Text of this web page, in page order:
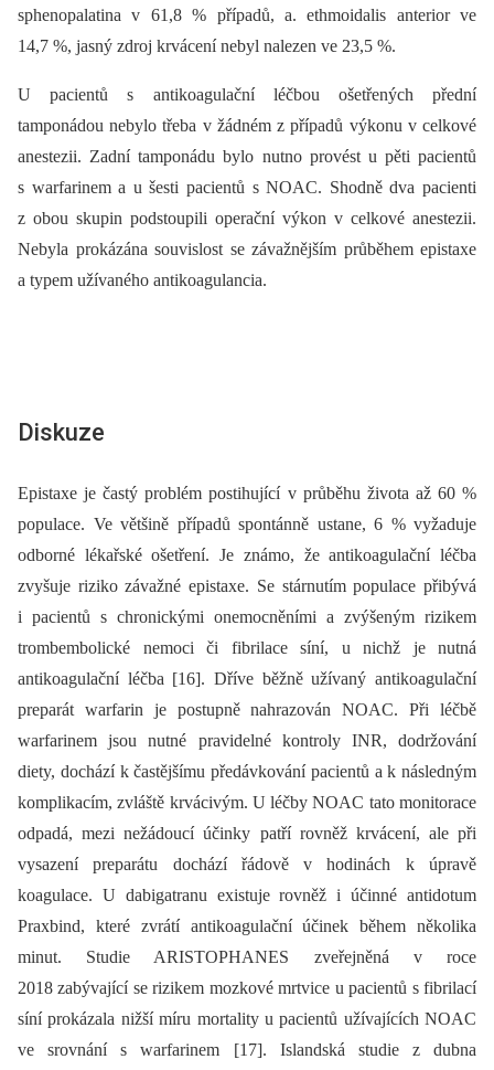
sphenopalatina v 61,8 % případů, a. ethmoidalis anterior ve
14,7 %, jasný zdroj krvácení nebyl nalezen ve 23,5 %.
U pacientů s antikoagulační léčbou ošetřených přední
tamponádou nebylo třeba v žádném z případů výkonu v celkové
anestezii. Zadní tamponádu bylo nutno provést u pěti pacientů
s warfarinem a u šesti pacientů s NOAC. Shodně dva pacienti
z obou skupin podstoupili operační výkon v celkové anestezii.
Nebyla prokázána souvislost se závažnějším průběhem epistaxe
a typem užívaného antikoagulancia.
Diskuze
Epistaxe je častý problém postihující v průběhu života až 60 %
populace. Ve většině případů spontánně ustane, 6 % vyžaduje
odborné lékařské ošetření. Je známo, že antikoagulační léčba
zvyšuje riziko závažné epistaxe. Se stárnutím populace přibývá
i pacientů s chronickými onemocněními a zvýšeným rizikem
trombembolické nemoci či fibrilace síní, u nichž je nutná
antikoagulační léčba [16]. Dříve běžně užívaný antikoagulační
preparát warfarin je postupně nahrazován NOAC. Při léčbě
warfarinem jsou nutné pravidelné kontroly INR, dodržování
diety, dochází k častějšímu předávkování pacientů a k následným
komplikacím, zvláště krvácivým. U léčby NOAC tato monitorace
odpadá, mezi nežádoucí účinky patří rovněž krvácení, ale při
vysazení preparátu dochází řádově v hodinách k úpravě
koagulace. U dabigatranu existuje rovněž i účinné antidotum
Praxbind, které zvrátí antikoagulační účinek během několika
minut. Studie ARISTOPHANES zveřejněná v roce
2018 zabývající se rizikem mozkové mrtvice u pacientů s fibrilací
síní prokázala nižší míru mortality u pacientů užívajících NOAC
ve srovnání s warfarinem [17]. Islandská studie z dubna